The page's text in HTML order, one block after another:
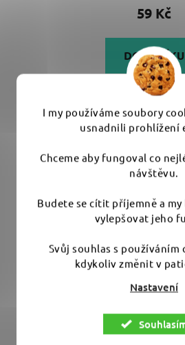
I my používáme soubory
usnadnili prohlížení
Chceme aby fungoval co
návštěvu.
Budete se cítit příjemně a
vylepšovat jeho
Svůj souhlas s používáním
kdykoliv změnit v
Nastavení
59 Kč
DO KOŠÍKU
Jemná mikrovláknová bezešvá
povrchy v rozměru 40 x